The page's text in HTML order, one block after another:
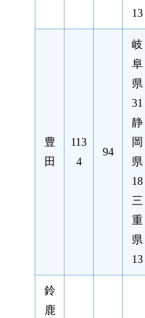
13
豊
田
113
4
94
岐
阜
県
31
静
岡
県
18
三
重
県
13
鈴
鹿